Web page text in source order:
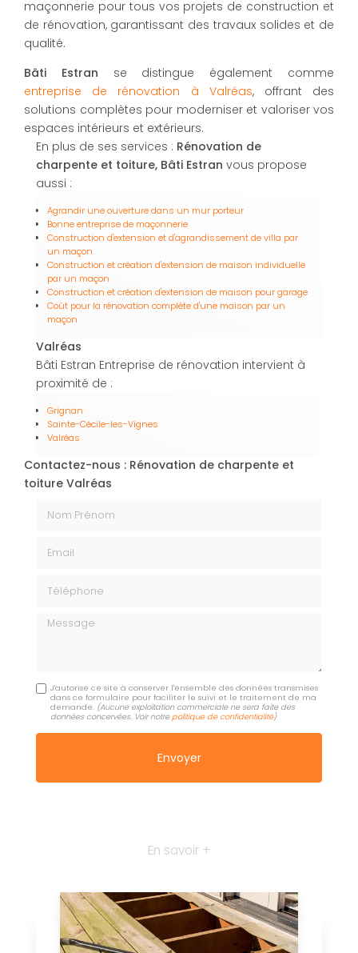
maçonnerie pour tous vos projets de construction et
de rénovation, garantissant des travaux solides et de
qualité.
Bâti Estran se distingue également comme
entreprise de rénovation à Valréas, offrant des
solutions complètes pour moderniser et valoriser vos
espaces intérieurs et extérieurs.
En plus de ses services : Rénovation de
charpente et toiture, Bâti Estran vous propose
aussi :
Agrandir une ouverture dans un mur porteur
Bonne entreprise de maçonnerie
Construction d'extension et d'agrandissement de villa par
un maçon
Construction et création d'extension de maison individuelle
par un maçon
Construction et création d'extension de maison pour garage
Coût pour la rénovation complète d'une maison par un
maçon
Valréas
Bâti Estran Entreprise de rénovation intervient à
proximité de :
Grignan
Sainte-Cécile-les-Vignes
Valréas
Contactez-nous : Rénovation de charpente et
toiture Valréas
Nom Prénom
Email
Téléphone
Message
J'autorise ce site à conserver l'ensemble des données transmises
dans ce formulaire pour faciliter le suivi et le traitement de ma
demande. (Aucune exploitation commerciale ne sera faite des
données concervées. Voir notrepolitique de confidentialité)
En savoir +